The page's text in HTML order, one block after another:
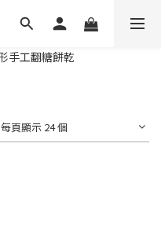
每頁顯示 24 個